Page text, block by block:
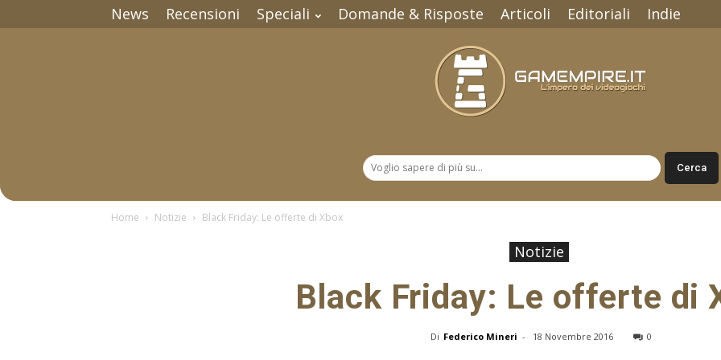
News Recensioni Speciali Domande & Risposte Articoli Editoriali Indie
Home Notizie Black Friday: Le offerte di Xbox
Notizie
Black Friday: Le offerte di
Di Federico Mineri - 18 Novembre 2016 0